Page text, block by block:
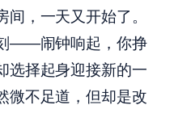
，一天又开始了。
——闹钟响起，你挣
选择起身迎接新的一
微不足道，但却是改